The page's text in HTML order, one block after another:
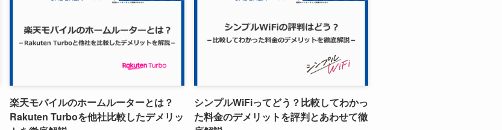
楽天モバイルのホームルーターとは？
Rakuten Turboを他社比較したデメリッ
シンプルWiFiってどう？比較してわかっ
た料金のデメリットを評判とあわせて徹